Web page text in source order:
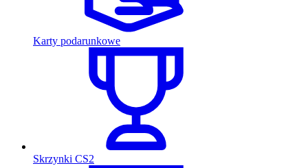
Karty podarunkowe
Skrzynki CS2